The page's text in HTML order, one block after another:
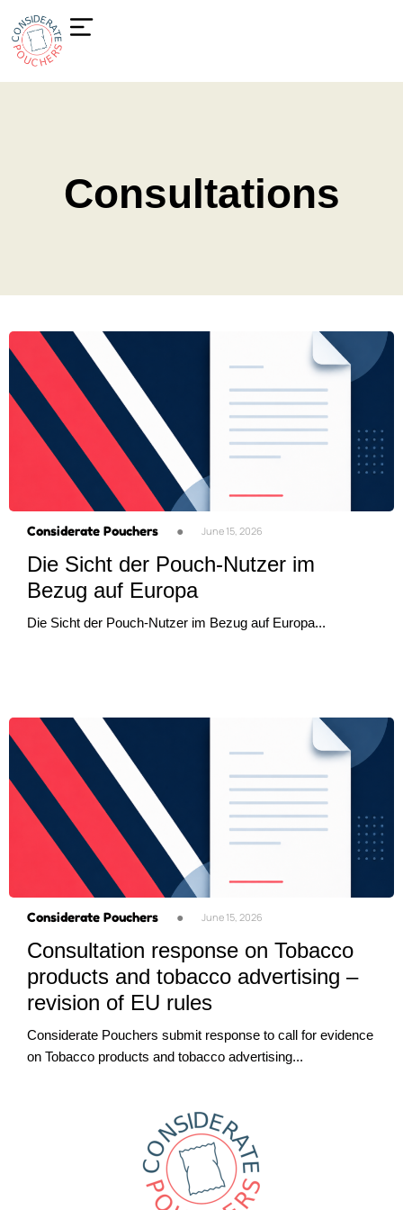
Consultations
Considerate Pouchers ● June 15, 2026
Die Sicht der Pouch-Nutzer im
Bezug auf Europa
Die Sicht der Pouch-Nutzer im Bezug auf Europa...
Considerate Pouchers ● June 15, 2026
Consultation response on Tobacco
products and tobacco advertising –
revision of EU rules
Considerate Pouchers submit response to call for evidence
on Tobacco products and tobacco advertising...